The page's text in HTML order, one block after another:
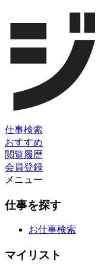
仕事検索
おすすめ
閲覧履歴
会員登録
メニュー
仕事を探す
お仕事検索
マイリスト